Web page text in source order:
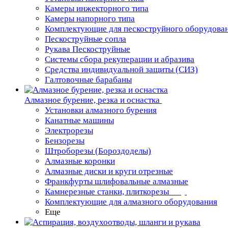
Камеры инжекторного типа
Камеры напорного типа
Комплектующие для пескоструйного
Пескоструйные сопла
Рукава Пескоструйные
Системы сбора рекуперации и абразива
Средства индивидуальной защиты (СИЗ)
Галтовочные барабаны
Алмазное бурение, резка и оснастка
Установки алмазного бурения
Канатные машины
Электрорезы
Бензорезы
Штроборезы (Бороздоделы)
Алмазные коронки
Алмазные диски и круги отрезные
Франкфурты шлифовальные алмазные
Камнерезные станки, плиткорезы
Комплектующие для алмазного оборудования
Еще